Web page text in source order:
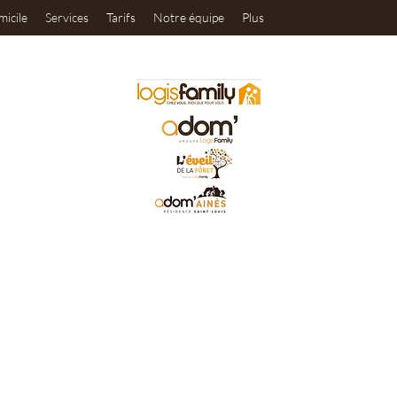
Services Tarifs Notre équipe Plus